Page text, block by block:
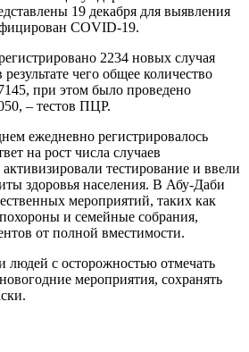
19 декабря для выявления
COVID-19.
2234 новых случая
чего общее количество
при этом было проведено
– тестов ПЦР.
ежедневно регистрировалось
на рост числа случаев
тестирование и ввели
здоровья населения. В Абу-Даби
мероприятий, таких как
и семейные собрания,
от полной вместимости.
людей с осторожностью отмечать
мероприятия, сохранять